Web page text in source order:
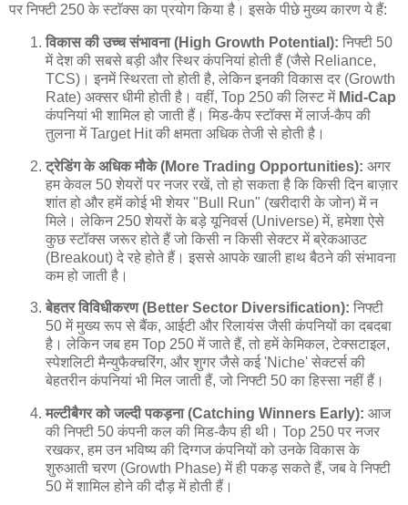
पर निफ्टी 250 के स्टाॅक्स का प्रयोग किया है। इसके पीछे मुख्य कारण ये हैं:
विकास की उच्च संभावना (High Growth Potential): निफ्टी 50
में देश की सबसे बड़ी और स्थिर कंपनियां होती हैं (जैसे Reliance,
TCS)। इनमें स्थिरता तो होती है, लेकिन इनकी विकास दर (Growth
Rate) अक्सर धीमी होती है। वहीं, Top 250 की लिस्ट में Mid-Cap
कंपनियां भी शामिल हो जाती हैं। मिड-कैप स्टॉक्स में लार्ज-कैप की
तुलना में Target Hit की क्षमता अधिक तेजी से होती है।
ट्रेडिंग के अधिक मौके (More Trading Opportunities): अगर
हम केवल 50 शेयरों पर नजर रखें, तो हो सकता है कि किसी दिन बाज़ार
शांत हो और हमें कोई भी शेयर "Bull Run" (खरीदारी के जोन) में न
मिले। लेकिन 250 शेयरों के बड़े यूनिवर्स (Universe) में, हमेशा ऐसे
कुछ स्टॉक्स जरूर होते हैं जो किसी न किसी सेक्टर में ब्रेकआउट
(Breakout) दे रहे होते हैं। इससे आपके खाली हाथ बैठने की संभावना
कम हो जाती है।
बेहतर विविधीकरण (Better Sector Diversification): निफ्टी
50 में मुख्य रूप से बैंक, आईटी और रिलायंस जैसी कंपनियों का दबदबा
है। लेकिन जब हम Top 250 में जाते हैं, तो हमें केमिकल, टेक्सटाइल,
स्पेशलिटी मैन्युफैक्चरिंग, और शुगर जैसे कई 'Niche' सेक्टर्स की
बेहतरीन कंपनियां भी मिल जाती हैं, जो निफ्टी 50 का हिस्सा नहीं हैं।
मल्टीबैगर को जल्दी पकड़ना (Catching Winners Early): आज
की निफ्टी 50 कंपनी कल की मिड-कैप ही थी। Top 250 पर नजर
रखकर, हम उन भविष्य की दिग्गज कंपनियों को उनके विकास के
शुरुआती चरण (Growth Phase) में ही पकड़ सकते हैं, जब वे निफ्टी
50 में शामिल होने की दौड़ में होती हैं।